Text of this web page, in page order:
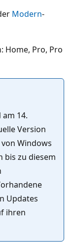
Modern-
Home, Pro, Pro
14.
Version
Windows
bis zu diesem
Updates
ihren